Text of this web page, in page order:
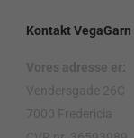
Kontakt VegaGarn
Vores adresse er:
Vendersgade 26C
7000 Fredericia